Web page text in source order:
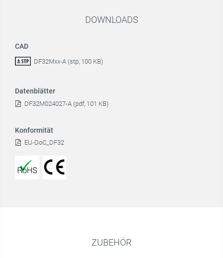
DOWNLOADS
CAD
DF32Mxx-A (stp, 100 KB)
Datenblätter
DF32M024027-A (pdf, 101 KB)
Konformität
EU-DoC_DF32
ZUBEHÖR